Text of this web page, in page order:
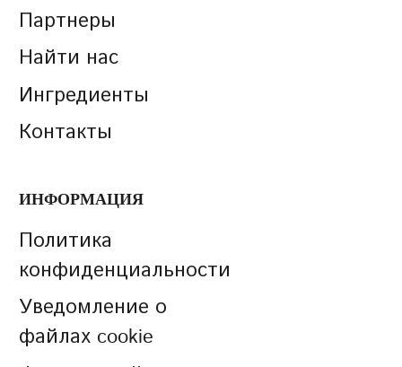
Партнеры
Найти нас
Ингредиенты
Контакты
ИНФОРМАЦИЯ
Политика
конфиденциальности
Уведомление о
файлах cookie